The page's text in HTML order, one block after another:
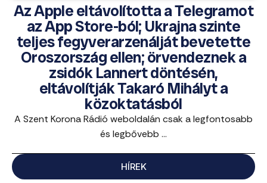
Az Apple eltávolította a Telegramot
az App Store-ból; Ukrajna szinte
teljes fegyverarzenálját bevetette
Oroszország ellen; örvendeznek a
zsidók Lannert döntésén,
eltávolítják Takaró Mihályt a
közoktatásból
A Szent Korona Rádió weboldalán csak a legfontosabb
és legbővebb ...
HÍREK